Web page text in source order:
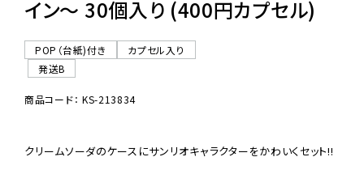
イン〜 30個入り (400円カプセル)
POP（台紙)付き
カプセル入り
発送B
商品コード： KS-213834
クリームソーダのケースにサンリオキャラクターをかわいくセット!!